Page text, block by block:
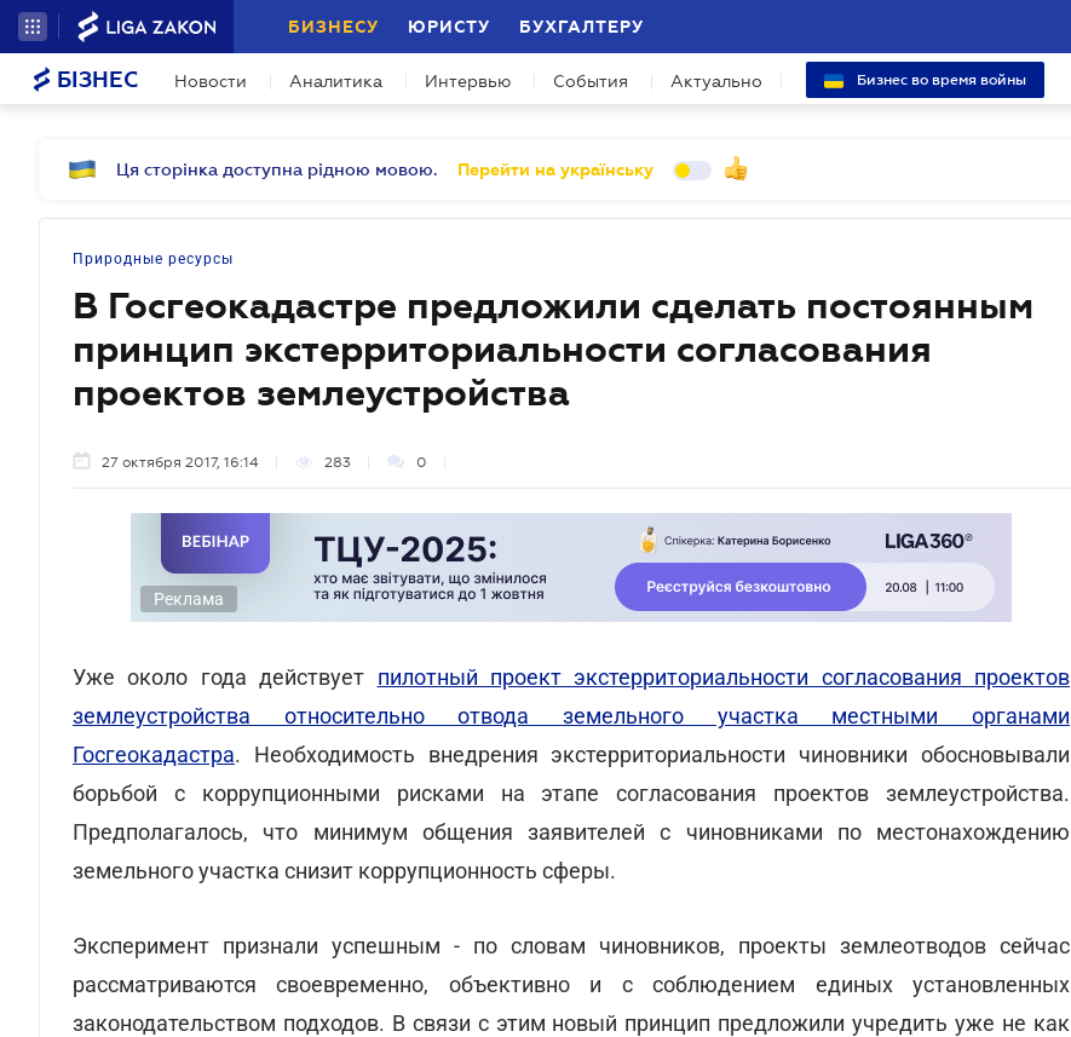
БИЗНЕСУ ЮРИСТУ БУХГАЛТЕРУ
БІЗНЕС Новости Аналитика Интервью События Актуально Бизнес во время войны
Ця сторінка доступна рідною мовою. Перейти на українську
Природные ресурсы
В Госгеокадастре предложили сделать постоянным
принцип экстерриториальности согласования
проектов землеустройства
27 октября 2017, 16:14 283 0
Реклама
Уже около года действует пилотный проект экстерриториальности согласования проектов
землеустройства относительно отвода земельного участка местными органами
Госгеокадастра. Необходимость внедрения экстерриториальности чиновники обосновывали
борьбой с коррупционными рисками на этапе согласования проектов землеустройства.
Предполагалось, что минимум общения заявителей с чиновниками по местонахождению
земельного участка снизит коррупционность сферы.
Эксперимент признали успешным - по словам чиновников, проекты землеотводов сейчас
рассматриваются своевременно, объективно и с соблюдением единых установленных
законодательством подходов. В связи с этим новый принцип предложили учредить уже не как